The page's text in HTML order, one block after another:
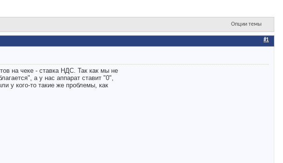
Опции темы
#1
на чеке - ставка НДС. Так как мы не
а у нас аппарат ставит "0",
у кого-то такие же проблемы, как